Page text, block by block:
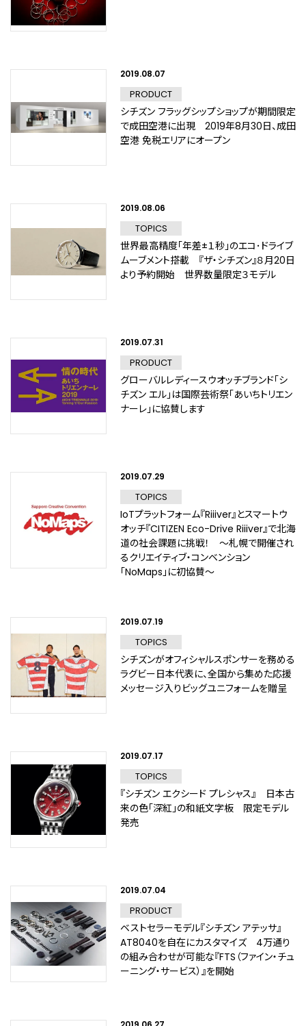
2019.08.07
PRODUCT
シチズン フラッグシップショップが期間限定
で成田空港に出現 2019年8月30日、成田
空港 免税エリアにオープン
2019.08.06
TOPICS
世界最高精度「年差±１秒」のエコ･ドライブ
ムーブメント搭載 『ザ・シチズン』８月20日
より予約開始 世界数量限定３モデル
2019.07.31
PRODUCT
グローバルレディースウオッチブランド「シ
チズン エル」は国際芸術祭「あいちトリエン
ナーレ」に協賛します
2019.07.29
TOPICS
IoTプラットフォーム『Riiiver』とスマートウ
オッチ『CITIZEN Eco-Drive Riiiver』で北海
道の社会課題に挑戦！ ～札幌で開催され
るクリエイティブ・コンベンション
「NoMaps」に初協賛～
2019.07.19
TOPICS
シチズンがオフィシャルスポンサーを務める
ラグビー日本代表に、全国から集めた応援
メッセージ入りビッグユニフォームを贈呈
2019.07.17
TOPICS
『シチズン エクシード プレシャス』 日本古
来の色「深紅」の和紙文字板 限定モデル
発売
2019.07.04
PRODUCT
ベストセラーモデル『シチズン アテッサ』
AT8040を自在にカスタマイズ 4万通り
の組み合わせが可能な『FTS（ファイン・チュ
ーニング・サービス）』を開始